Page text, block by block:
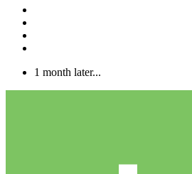
1 month later...